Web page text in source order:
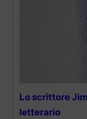
Lo scrittore
letterario